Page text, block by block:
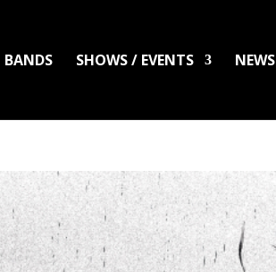
BANDS SHOWS / EVENTS NEWS